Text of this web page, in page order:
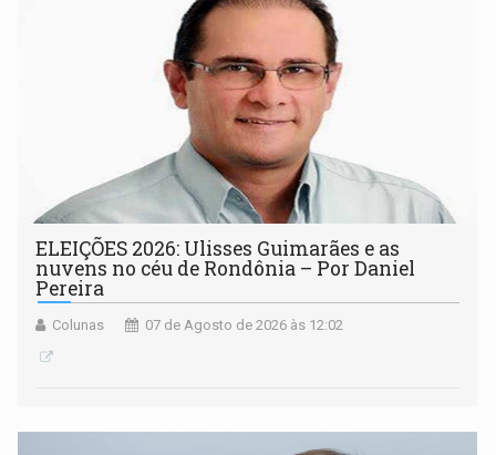
ELEIÇÕES 2026: Ulisses Guimarães e as
nuvens no céu de Rondônia – Por Daniel
Pereira
Colunas 07 de Agosto de 2026 às 12:02